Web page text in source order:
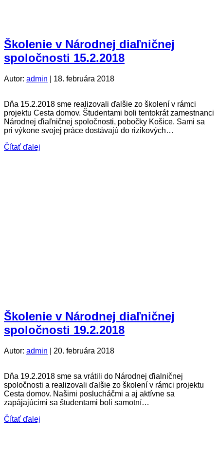
Školenie v Národnej diaľničnej
spoločnosti 15.2.2018
Autor: admin 18. februára 2018
Dňa 15.2.2018 sme realizovali ďalšie zo školení v rámci
projektu Cesta domov. Študentami boli tentokrát zamestnanci
Národnej ďiaľničnej spoločnosti, pobočky Košice. Sami sa
pri výkone svojej práce dostávajú do rizikových…
Čítať ďalej
Školenie v Národnej diaľničnej
spoločnosti 19.2.2018
Autor: admin 20. februára 2018
Dňa 19.2.2018 sme sa vrátili do Národnej ďialničnej
spoločnosti a realizovali ďalšie zo školení v rámci projektu
Cesta domov. Našimi poslucháčmi a aj aktívne sa
zapájajúcimi sa študentami boli samotní…
Čítať ďalej